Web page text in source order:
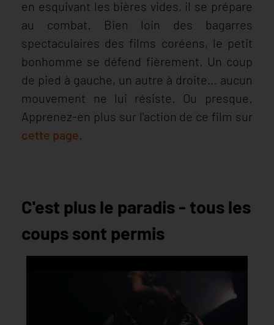
en esquivant les bières vides, il se prépare
au combat. Bien loin des bagarres
spectaculaires des films coréens, le petit
bonhomme se défend fièrement. Un coup
de pied à gauche, un autre à droite… aucun
mouvement ne lui résiste. Ou presque.
Apprenez-en plus sur l'action de ce film sur
cette page.
C'est plus le paradis - tous les
coups sont permis